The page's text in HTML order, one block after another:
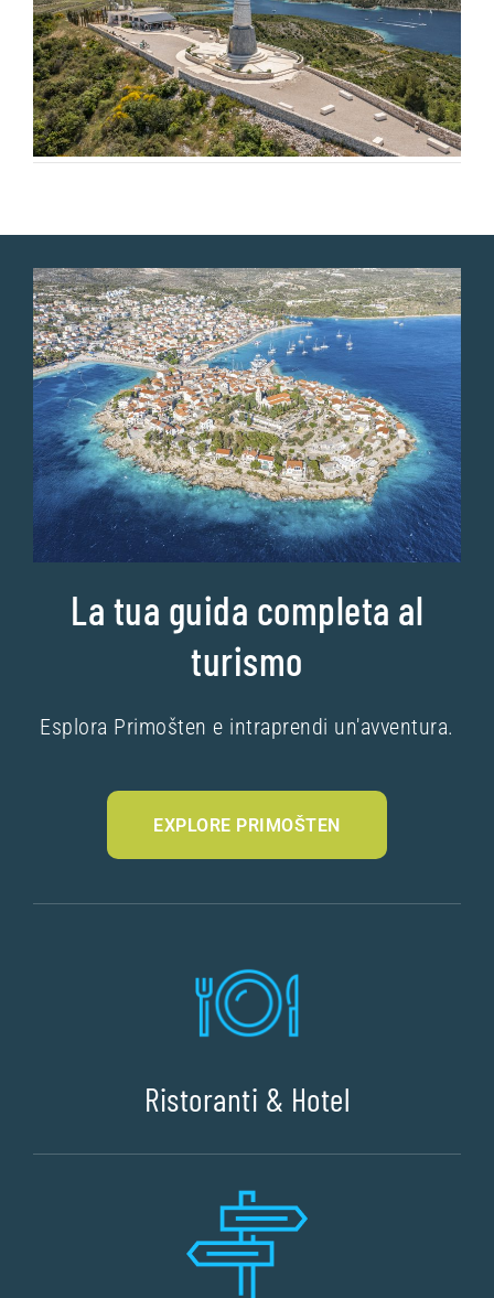
La tua guida completa al
turismo
Esplora Primošten e intraprendi un'avventura.
EXPLORE PRIMOŠTEN
Ristoranti & Hotel